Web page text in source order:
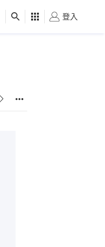
健康 好食玩飛
登入